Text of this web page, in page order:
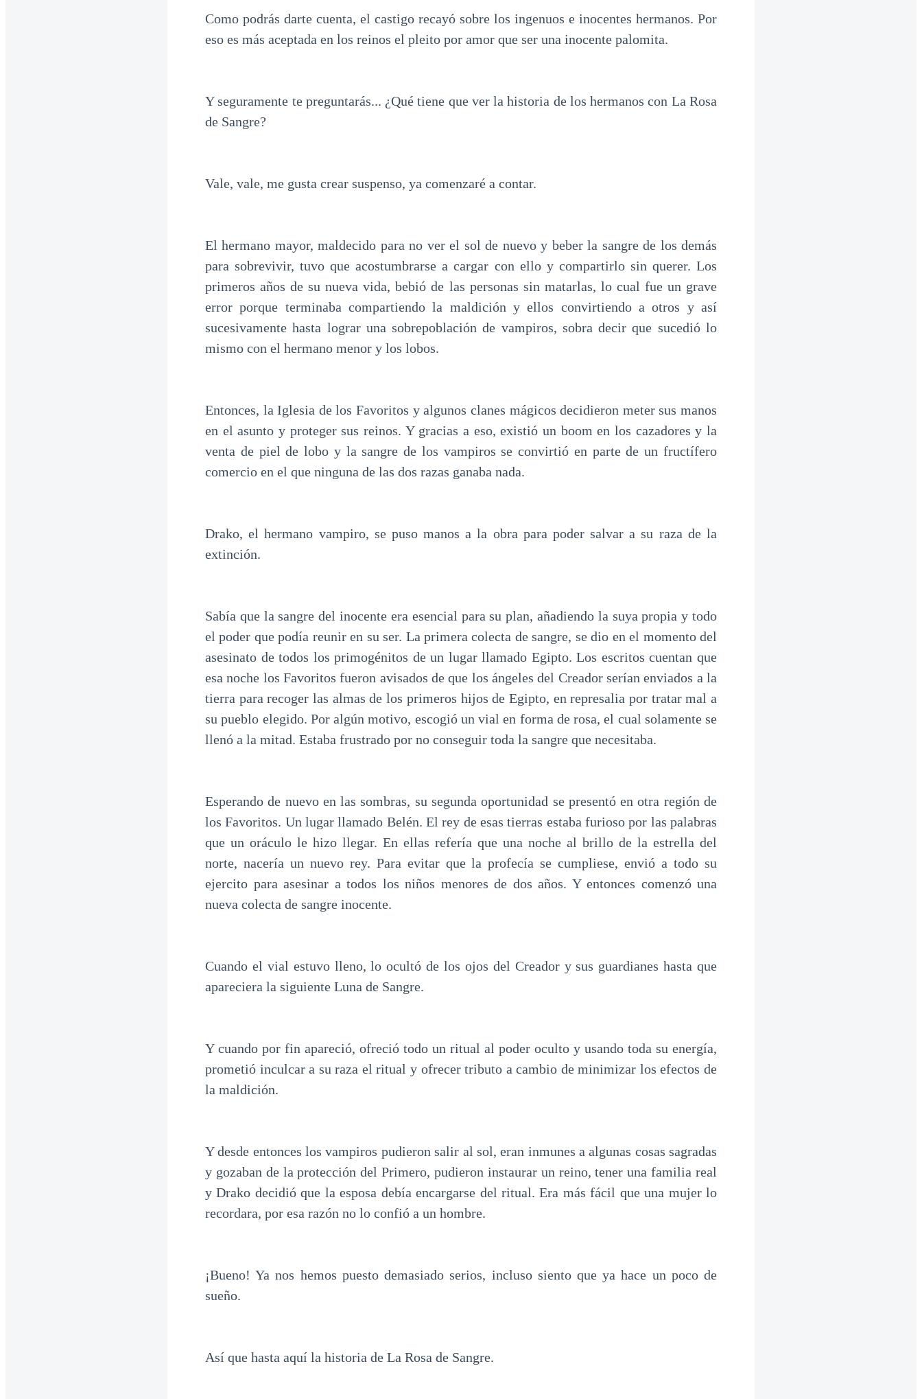
Como podrás darte cuenta, el castigo recayó sobre los ingenuos e inocentes hermanos. Por
eso es más aceptada en los reinos el pleito por amor que ser una inocente palomita.
Y seguramente te preguntarás... ¿Qué tiene que ver la historia de los hermanos con La Rosa
de Sangre?
Vale, vale, me gusta crear suspenso, ya comenzaré a contar.
El hermano mayor, maldecido para no ver el sol de nuevo y beber la sangre de los demás
para sobrevivir, tuvo que acostumbrarse a cargar con ello y compartirlo sin querer. Los
primeros años de su nueva vida, bebió de las personas sin matarlas, lo cual fue un grave
error porque terminaba compartiendo la maldición y ellos convirtiendo a otros y así
sucesivamente hasta lograr una sobrepoblación de vampiros, sobra decir que sucedió lo
mismo con el hermano menor y los lobos.
Entonces, la Iglesia de los Favoritos y algunos clanes mágicos decidieron meter sus manos
en el asunto y proteger sus reinos. Y gracias a eso, existió un boom en los cazadores y la
venta de piel de lobo y la sangre de los vampiros se convirtió en parte de un fructífero
comercio en el que ninguna de las dos razas ganaba nada.
Drako, el hermano vampiro, se puso manos a la obra para poder salvar a su raza de la
extinción.
Sabía que la sangre del inocente era esencial para su plan, añadiendo la suya propia y todo
el poder que podía reunir en su ser. La primera colecta de sangre, se dio en el momento del
asesinato de todos los primogénitos de un lugar llamado Egipto. Los escritos cuentan que
esa noche los Favoritos fueron avisados de que los ángeles del Creador serían enviados a la
tierra para recoger las almas de los primeros hijos de Egipto, en represalia por tratar mal a
su pueblo elegido. Por algún motivo, escogió un vial en forma de rosa, el cual solamente se
llenó a la mitad. Estaba frustrado por no conseguir toda la sangre que necesitaba.
Esperando de nuevo en las sombras, su segunda oportunidad se presentó en otra región de
los Favoritos. Un lugar llamado Belén. El rey de esas tierras estaba furioso por las palabras
que un oráculo le hizo llegar. En ellas refería que una noche al brillo de la estrella del
norte, nacería un nuevo rey. Para evitar que la profecía se cumpliese, envió a todo su
ejercito para asesinar a todos los niños menores de dos años. Y entonces comenzó una
nueva colecta de sangre inocente.
Cuando el vial estuvo lleno, lo ocultó de los ojos del Creador y sus guardianes hasta que
apareciera la siguiente Luna de Sangre.
Y cuando por fin apareció, ofreció todo un ritual al poder oculto y usando toda su energía,
prometió inculcar a su raza el ritual y ofrecer tributo a cambio de minimizar los efectos de
la maldición.
Y desde entonces los vampiros pudieron salir al sol, eran inmunes a algunas cosas sagradas
y gozaban de la protección del Primero, pudieron instaurar un reino, tener una familia real
y Drako decidió que la esposa debía encargarse del ritual. Era más fácil que una mujer lo
recordara, por esa razón no lo confió a un hombre.
¡Bueno! Ya nos hemos puesto demasiado serios, incluso siento que ya hace un poco de
sueño.
Así que hasta aquí la historia de La Rosa de Sangre.